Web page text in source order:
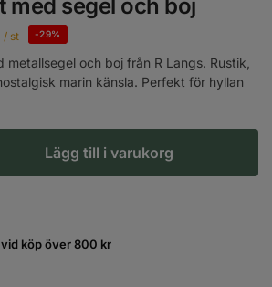
med segel och boj
/ st -29%
och boj från R Langs. Rustik,
marin känsla. Perfekt för hyllan
Lägg till i varukorg
köp över 800 kr